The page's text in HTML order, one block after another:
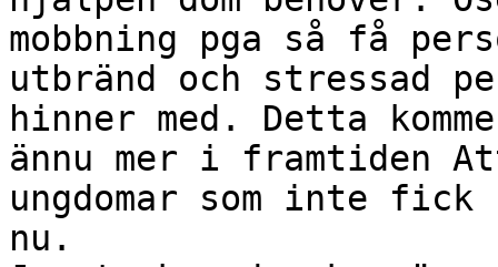
mobbning pga så få
utbränd och stressad
hinner med. Detta
ännu mer i framtiden
ungdomar som inte
nu.